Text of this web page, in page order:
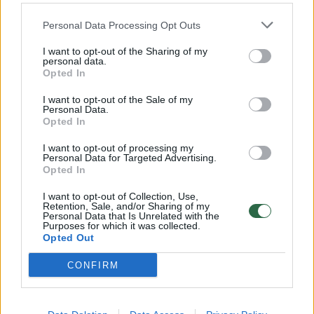
Personal Data Processing Opt Outs
I want to opt-out of the Sharing of my
personal data.
Opted In
I want to opt-out of the Sale of my
Personal Data.
Opted In
I want to opt-out of processing my
Personal Data for Targeted Advertising.
Opted In
I want to opt-out of Collection, Use,
Retention, Sale, and/or Sharing of my
Personal Data that Is Unrelated with the
Purposes for which it was collected.
Opted Out
CONFIRM
Žinios | Orai
V. Zalužno pasisakymą laiko bandymu įsitvirtinti
Laidos | Nauja diena
00:00:59
Nufilmavo, kaip patvino Vilniaus Vakarinis aplinkkelis:
vaizdas pribloškia
Žinios | Lietuvos diena